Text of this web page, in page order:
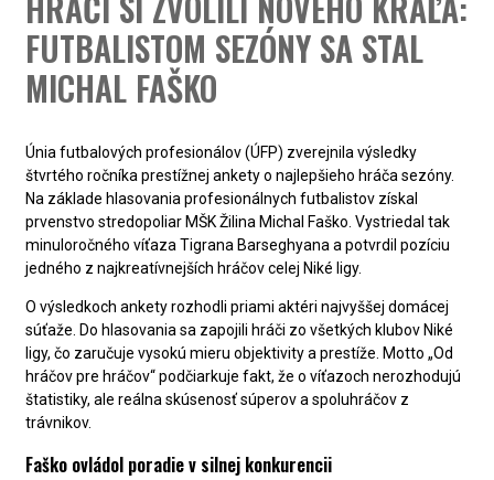
FUTBALISTOM SEZÓNY SA STAL
MICHAL FAŠKO
Únia futbalových profesionálov (ÚFP) zverejnila výsledky
štvrtého ročníka prestížnej ankety o najlepšieho hráča sezóny.
Na základe hlasovania profesionálnych futbalistov získal
prvenstvo stredopoliar MŠK Žilina Michal Faško. Vystriedal tak
minuloročného víťaza Tigrana Barseghyana a potvrdil pozíciu
jedného z najkreatívnejších hráčov celej Niké ligy.
O výsledkoch ankety rozhodli priami aktéri najvyššej domácej
súťaže. Do hlasovania sa zapojili hráči zo všetkých klubov Niké
ligy, čo zaručuje vysokú mieru objektivity a prestíže. Motto „Od
hráčov pre hráčov“ podčiarkuje fakt, že o víťazoch nerozhodujú
štatistiky, ale reálna skúsenosť súperov a spoluhráčov z
trávnikov.
Faško ovládol poradie v silnej konkurencii